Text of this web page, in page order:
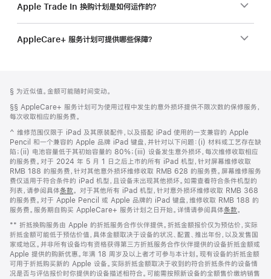
Apple Trade In 换购计划是如何运作的？
AppleCare+ 服务计划可提供哪些保障？
页
页
脚
注
脚
§ 为近似值。金额可能随时间变动。
脚
注
§§ AppleCare+ 服务计划可为使用过程中发生的意外损坏提供不限次数的保修服务，
每次收取相应的服务费。
脚
注
^ 维修范围仅限于 iPad 及其原装配件，以及搭配 iPad 使用的一支兼容的 Apple
Pencil 和一个兼容的 Apple 品牌 iPad 键盘，并针对以下问题：(i) 材料或工艺存在缺
陷；(ii) 电池容量低于其初始容量的 80%；(iii) 设备发生意外损坏，每次维修收取相应
的服务费。对于 2024 年 5 月 1 日之后上市的所有 iPad 机型，针对屏幕维修收取
RMB 188 的服务费，针对其他意外损坏维修收取 RMB 628 的服务费。屏幕维修服务
费仅适用于符合条件的 iPad 机型，且设备未出现其他损坏。如需查看符合条件机型的
列表，请参阅具体条款。 对于其他所有 iPad 机型，针对意外损坏维修收取 RMB 368
的服务费。对于 Apple Pencil 或 Apple 品牌的 iPad 键盘，维修收取 RMB 188 的
服务费。服务期自购买 AppleCare+ 服务计划之日开始。详情请参阅具体条款。
脚
注
** 折抵换购服务由 Apple 的折抵服务合作伙伴提供。折抵金额报价仅为预估价，实际
折抵金额可能低于预估价值，具体金额取决于设备的状况、配置、推出年份，以及发售国
家或地区。并非所有设备均有资格获得第三方折抵服务合作伙伴提供的设备折抵金额或
Apple 提供的购新优惠。年满 18 周岁及以上者才可参与本计划。现有设备的折抵金额
可用于折抵购买新的 Apple 设备。实际折抵金额取决于收到的符合折抵条件的设备情
况是否与评估报价时你提供的设备描述相符合。可能需按照新设备的全额售价缴纳销售